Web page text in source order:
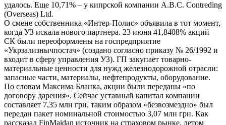
удалось. Еще 10,71% – у кипрской компании A.B.C. Contreding
(Overseas) Ltd.
О смене собственника «Интер-Полис» объявила в тот момент,
когда УЗ искала нового партнера. 23 июня 41,8408% акций
СК были переоформлены на госпредприятие
«Укрзализнычпостач» (создано согласно приказу № 26/1992 и
входит в сферу управления УЗ). ГП закупает товарно-
материальные ценности для нужд железнодорожной отрасли:
запасные части, материалы, нефтепродукты, оборудование.
По словам Максима Бланка, акции были переданы «по
договору дарения». Сейчас уставный капитал компании
составляет 7,35 млн грн, таким образом «безвозмездно» был
передан пакет номинальной стоимостью 3,07 млн грн. Как
рассказал FinMaidan источник на страховом рынке, летом